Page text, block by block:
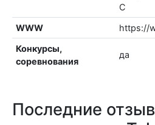
С
WWW
https://
Конкурсы,
соревнования
да
Последние